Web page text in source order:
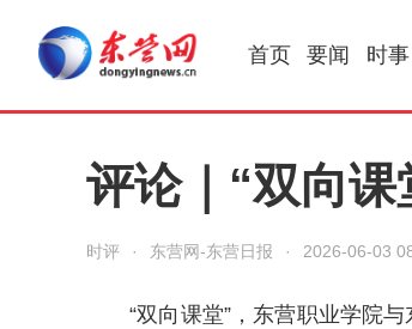
首页 要闻 时事
评论｜“双向
时评 · 东营网-东营日报 · 2026-06-03
“双向课堂”，东营职业学院